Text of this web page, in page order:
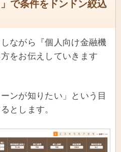
で条件をドンドン絞込
ながら『個人向け金融機
をお伝えしていきます
ンが知りたい」という目
とします。